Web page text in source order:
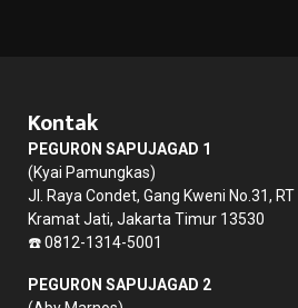
Kontak
PEGURON SAPUJAGAD 1
(Kyai Pamungkas)
Jl. Raya Condet, Gang Kweni No.31,
Kramat Jati, Jakarta Timur 13530
☎️ 0812-1314-5001
PEGURON SAPUJAGAD 2